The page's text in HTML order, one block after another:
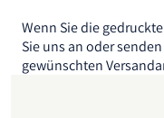
Wenn Sie die
Sie uns an oder
gewünschten